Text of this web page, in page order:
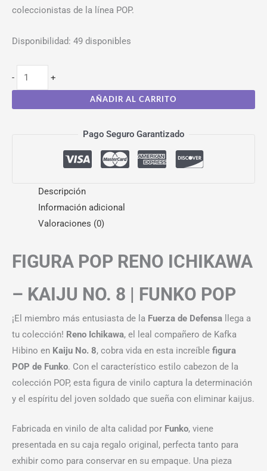
coleccionistas de la línea POP.
Disponibilidad: 49 disponibles
- +
AÑADIR AL CARRITO
Pago Seguro Garantizado
Descripción
Información adicional
Valoraciones (0)
FIGURA POP RENO ICHIKAWA
– KAIJU NO. 8 | FUNKO POP
¡El miembro más entusiasta de la Fuerza de Defensa llega a
tu colección! Reno Ichikawa, el leal compañero de Kafka
Hibino en Kaiju No. 8, cobra vida en esta increíble figura
POP de Funko. Con el característico estilo cabezon de la
colección POP, esta figura de vinilo captura la determinación
y el espíritu del joven soldado que sueña con eliminar kaijus.
Fabricada en vinilo de alta calidad por Funko, viene
presentada en su caja regalo original, perfecta tanto para
exhibir como para conservar en su empaque. Una pieza